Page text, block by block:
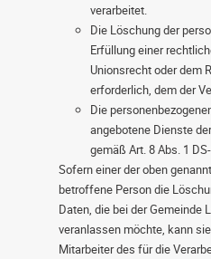
verarbeitet.
Die Löschung der
Erfüllung einer
Unionsrecht oder dem
erforderlich, dem der
Die
angebotene Dienste
gemäß Art. 8 Abs. 1
Sofern einer der oben
betroffene Person die
Daten, die bei der Gemeinde
veranlassen möchte, kann
Mitarbeiter des für die